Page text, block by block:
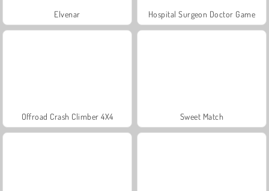
Elvenar Hospital Surgeon Doctor Game
Offroad Crash Climber 4X4 Sweet Match